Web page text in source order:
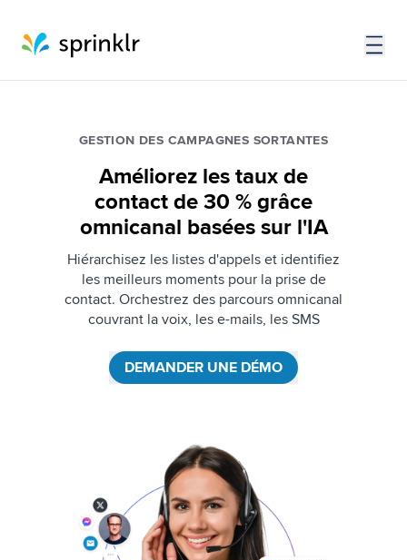
GESTION DES CAMPAGNES SORTANTES
Améliorez les taux de
contact de 30 % grâce
omnicanal basées sur l'IA
Hiérarchisez les listes d'appels et identifiez
les meilleurs moments pour la prise de
contact. Orchestrez des parcours omnicanal
couvrant la voix, les e-mails, les SMS
DEMANDER UNE DÉMO